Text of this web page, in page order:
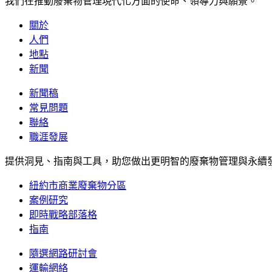
關於
人們
地點
新聞
新聞稿
常見問題
聯絡
職涯發展
提供洞見、指南與工具，助您做出更明智的廢棄物管理與永續
紐約市商業廢棄物分區
案例研究
即時戰略部落格
指南
隨選網路研討會
運輸網絡